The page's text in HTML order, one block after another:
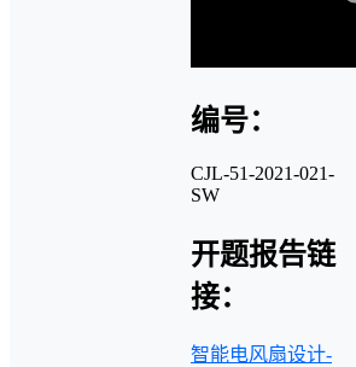
编号：
CJL-51-2021-021-
SW
开题报告链
接：
智能电风扇设计-